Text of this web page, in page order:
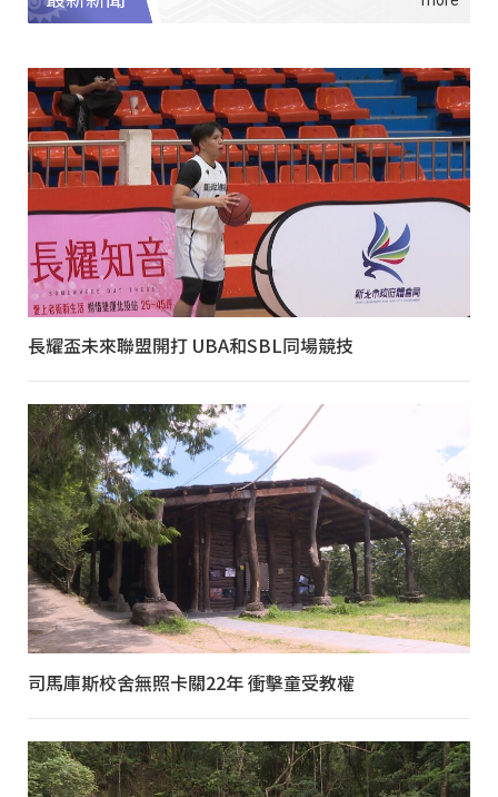
長耀盃未來聯盟開打 UBA和SBL同場競技
司馬庫斯校舍無照卡關22年 衝擊童受教權